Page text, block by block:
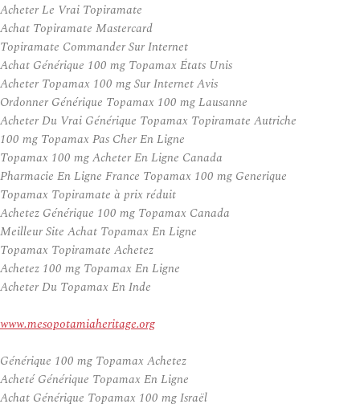
Acheter Le Vrai Topiramate
Achat Topiramate Mastercard
Topiramate Commander Sur Internet
Achat Générique 100 mg Topamax États Unis
Acheter Topamax 100 mg Sur Internet Avis
Ordonner Générique Topamax 100 mg Lausanne
Acheter Du Vrai Générique Topamax Topiramate Autriche
100 mg Topamax Pas Cher En Ligne
Topamax 100 mg Acheter En Ligne Canada
Pharmacie En Ligne France Topamax 100 mg Generique
Topamax Topiramate à prix réduit
Achetez Générique 100 mg Topamax Canada
Meilleur Site Achat Topamax En Ligne
Topamax Topiramate Achetez
Achetez 100 mg Topamax En Ligne
Acheter Du Topamax En Inde
www.mesopotamiaheritage.org
Générique 100 mg Topamax Achetez
Acheté Générique Topamax En Ligne
Achat Générique Topamax 100 mg Israël